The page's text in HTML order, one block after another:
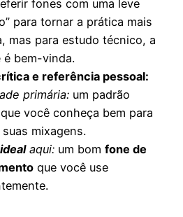
fones com uma leve
para tornar a prática mais
mas para estudo técnico, a
é bem-vinda.
e referência pessoal:
primária: um padrão
você conheça bem para
mixagens.
aqui: um bom fone de
que você use